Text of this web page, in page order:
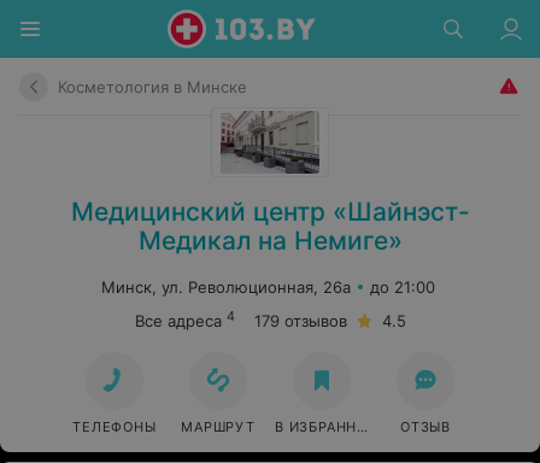
Косметология в Минске
Медицинский центр «Шайнэст-
Медикал на Немиге»
Минск, ул. Революционная, 26а
до 21:00
Все адреса 4 179 отзывов 4.5
ТЕЛЕФОНЫ МАРШРУТ В ИЗБРАННОЕ ОТЗЫВ